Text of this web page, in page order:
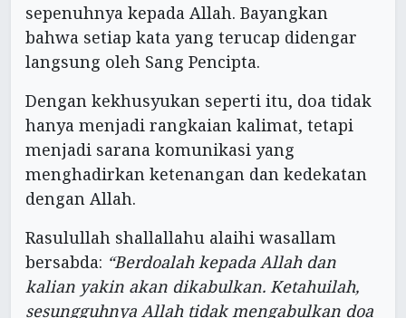
sepenuhnya kepada Allah. Bayangkan
bahwa setiap kata yang terucap didengar
langsung oleh Sang Pencipta.
Dengan kekhusyukan seperti itu, doa tidak
hanya menjadi rangkaian kalimat, tetapi
menjadi sarana komunikasi yang
menghadirkan ketenangan dan kedekatan
dengan Allah.
Rasulullah shallallahu alaihi wasallam
bersabda: “Berdoalah kepada Allah dan
kalian yakin akan dikabulkan. Ketahuilah,
sesungguhnya Allah tidak mengabulkan doa